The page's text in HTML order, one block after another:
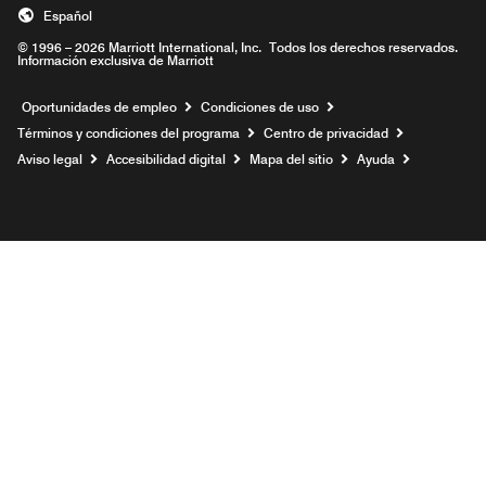
© 1996 – 2026 Marriott International, Inc. Todos los derechos reservados.
Información exclusiva de Marriott
Español
Oportunidades de empleo Abre una ventana nueva
Condiciones de uso
Términos y condiciones del programa
Centro de privacidad
Aviso legal
Accesibilidad digital Mapa del sitio Ayuda